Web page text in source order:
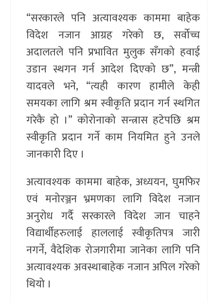
“सरकारले पनि अत्यावश्यक काममा बाहेक
विदेश नजान आग्रह गरेको छ, सर्वोच्च
अदालतले पनि प्रभावित मुलुक सँगको हवाई
उडान स्थगन गर्न आदेश दिएको छ”, मन्त्री
यादवले भने, “त्यही कारण हामीले केही
समयका लागि श्रम स्वीकृति प्रदान गर्न स्थगित
गरेकै हो ।” कोरोनाको सन्त्रास हटेपछि श्रम
स्वीकृति प्रदान गर्ने काम नियमित हुने उनले
जानकारी दिए ।
अत्यावश्यक काममा बाहेक, अध्ययन, घुमफिर
एवं मनोरञ्जन भ्रमणका लागि विदेश नजान
अनुरोध गर्दै सरकारले विदेश जान चाहने
विद्यार्थीहरुलाई हाललाई स्वीकृतिपत्र जारी
नगर्ने, वैदेशिक रोजगारीमा जानेका लागि पनि
अत्यावश्यक अवस्थाबाहेक नजान अपिल गरेको
थियो ।